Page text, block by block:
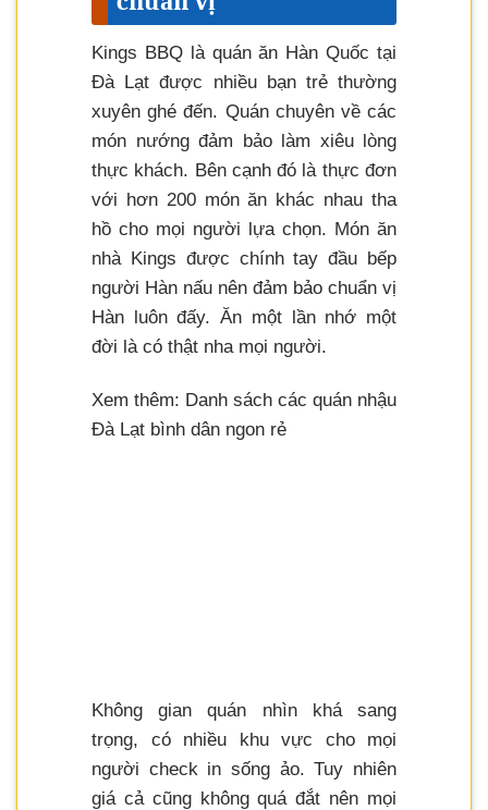
Kings BBQ là quán ăn Hàn Quốc tại
Đà Lạt được nhiều bạn trẻ thường
xuyên ghé đến. Quán chuyên về các
món nướng đảm bảo làm xiêu lòng
thực khách. Bên cạnh đó là thực đơn
với hơn 200 món ăn khác nhau tha
hồ cho mọi người lựa chọn. Món ăn
nhà Kings được chính tay đầu bếp
người Hàn nấu nên đảm bảo chuẩn vị
Hàn luôn đấy. Ăn một lần nhớ một
đời là có thật nha mọi người.
Xem thêm: Danh sách các quán nhậu
Đà Lạt bình dân ngon rẻ
Không gian quán nhìn khá sang
trọng, có nhiều khu vực cho mọi
người check in sống ảo. Tuy nhiên
giá cả cũng không quá đắt nên mọi